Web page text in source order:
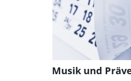
Musik und